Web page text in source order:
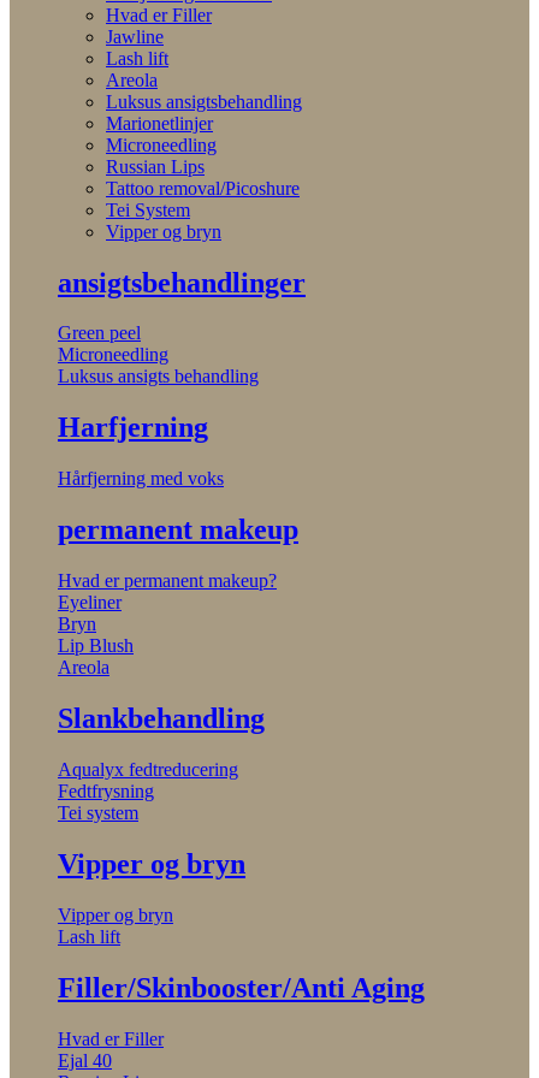
Hvad er Filler
Jawline
Lash lift
Areola
Luksus ansigtsbehandling
Marionetlinjer
Microneedling
Russian Lips
Tattoo removal/Picoshure
Tei System
Vipper og bryn
ansigtsbehandlinger
Green peel
Microneedling
Luksus ansigts behandling
Harfjerning
Hårfjerning med voks
permanent makeup
Hvad er permanent makeup?
Eyeliner
Bryn
Lip Blush
Areola
Slankbehandling
Aqualyx fedtreducering
Fedtfrysning
Tei system
Vipper og bryn
Vipper og bryn
Lash lift
Filler/Skinbooster/Anti Aging
Hvad er Filler
Ejal 40